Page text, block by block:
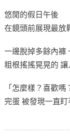
悠閒的假日午後
在鏡頭前展現最放
一邊脫掉多餘內褲
粗根搖搖晃晃的 讓
「怎麼樣？喜歡嗎
完蛋 被發現一直